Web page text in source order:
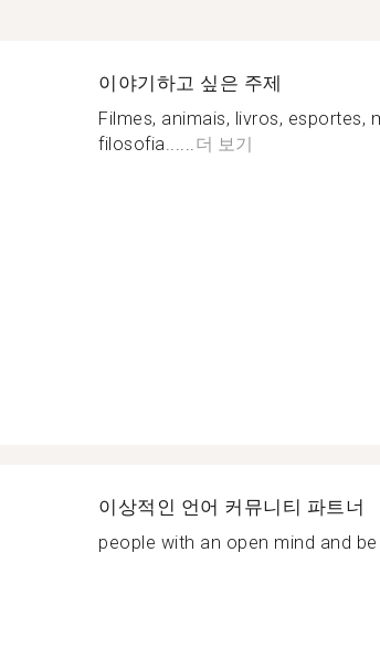
이야기하고 싶은 주제
Filmes, animais, livros, esportes,
filosofia......더 보기
이상적인 언어 커뮤니티 파트너
people with an open mind and